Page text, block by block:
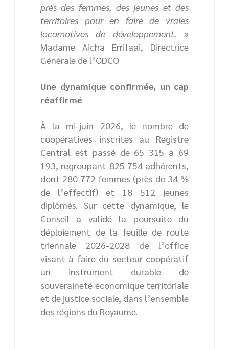
près des femmes, des jeunes et des
territoires pour en faire de vraies
locomotives de développement. »
Madame Aicha Errifaai, Directrice
Générale de l’ODCO
Une dynamique confirmée, un cap
réaffirmé
À la mi-juin 2026, le nombre de
coopératives inscrites au Registre
Central est passé de 65 315 à 69
193, regroupant 825 754 adhérents,
dont 280 772 femmes (près de 34 %
de l’effectif) et 18 512 jeunes
diplômés. Sur cette dynamique, le
Conseil a validé la poursuite du
déploiement de la feuille de route
triennale 2026-2028 de l’office
visant à faire du secteur coopératif
un instrument durable de
souveraineté économique territoriale
et de justice sociale, dans l’ensemble
des régions du Royaume.